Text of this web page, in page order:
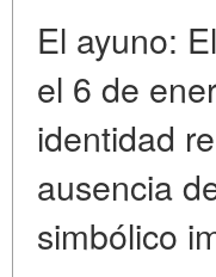
El ayuno:
el 6 de
identidad
ausencia
simbólico